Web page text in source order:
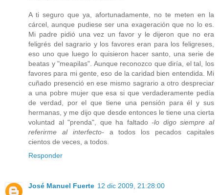
A ti seguro que ya, afortunadamente, no te meten en la
cárcel, aunque pudiese ser una exageración que no lo es.
Mi padre pidió una vez un favor y le dijeron que no era
feligrés del sagrario y los favores eran para los feligreses,
eso uno que luego lo quisieron hacer santo, una serie de
beatas y "meapilas". Aunque reconozco que diría, el tal, los
favores para mi gente, eso de la caridad bien entendida. Mi
cuñado presenció en ese mismo sagrario a otro despreciar
a una pobre mujer que esa si que verdaderamente pedía
de verdad, por el que tiene una pensión para él y sus
hermanas, y me dijo que desde entonces le tiene una cierta
voluntad al "prenda", que ha faltado-lo digo siempre al
referirme al interfecto-a todos los pecados capitales
cientos de veces, a todos.
Responder
José Manuel Fuerte 12 dic 2009, 21:28:00